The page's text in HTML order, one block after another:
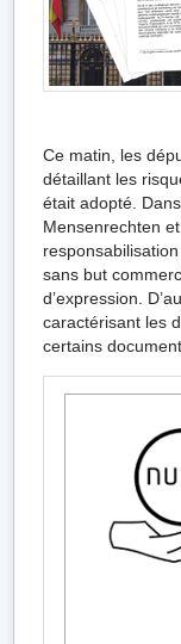
Ce matin, les
détaillant les
était adopté.
Mensenrechten
sans but
d’expression.
caractérisant les
certains